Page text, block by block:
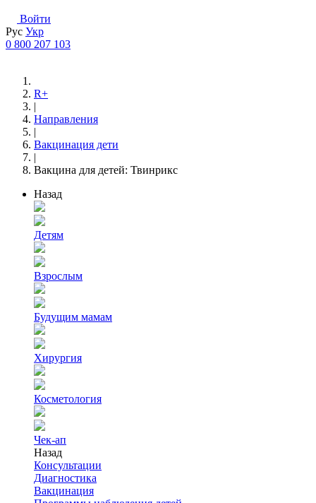
Войти
Рус Укр
0 800 207 103
R+
|
Направления
|
Вакцинация дети
|
Вакцина для детей: Твинрикс
Назад
Детям
Взрослым
Будущим мамам
Хирургия
Косметология
Чек-ап
Назад
Консультации
Диагностика
Вакцинация